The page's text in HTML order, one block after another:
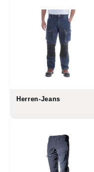
Herren-Jeans